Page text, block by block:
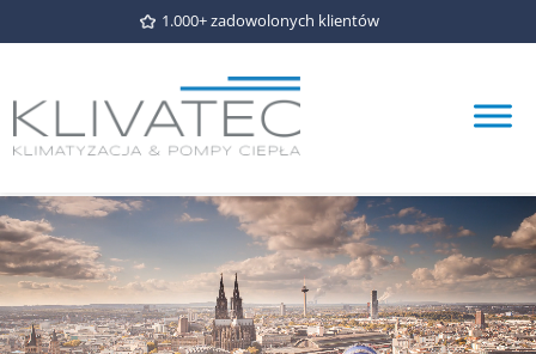
1.000+ zadowolonych klientów